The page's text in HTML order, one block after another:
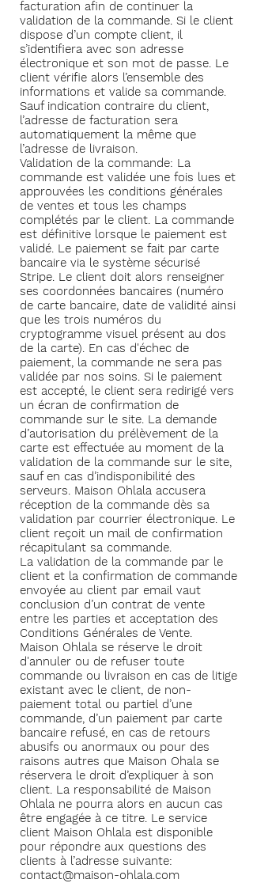
facturation afin de continuer la
validation de la commande. Si le client
dispose d’un compte client, il
s’identifiera avec son adresse
électronique et son mot de passe. Le
client vérifie alors l’ensemble des
informations et valide sa commande.
Sauf indication contraire du client,
l’adresse de facturation sera
automatiquement la même que
l’adresse de livraison.
Validation de la commande: La
commande est validée une fois lues et
approuvées les conditions générales
de ventes et tous les champs
complétés par le client. La commande
est définitive lorsque le paiement est
validé. Le paiement se fait par carte
bancaire via le système sécurisé
Stripe. Le client doit alors renseigner
ses coordonnées bancaires (numéro
de carte bancaire, date de validité ainsi
que les trois numéros du
cryptogramme visuel présent au dos
de la carte). En cas d'échec de
paiement, la commande ne sera pas
validée par nos soins. Si le paiement
est accepté, le client sera redirigé vers
un écran de confirmation de
commande sur le site. La demande
d’autorisation du prélèvement de la
carte est effectuée au moment de la
validation de la commande sur le site,
sauf en cas d’indisponibilité des
serveurs. Maison Ohlala accusera
réception de la commande dès sa
validation par courrier électronique. Le
client reçoit un mail de confirmation
récapitulant sa commande.
La validation de la commande par le
client et la confirmation de commande
envoyée au client par email vaut
conclusion d’un contrat de vente
entre les parties et acceptation des
Conditions Générales de Vente.
Maison Ohlala se réserve le droit
d'annuler ou de refuser toute
commande ou livraison en cas de litige
existant avec le client, de non-
paiement total ou partiel d’une
commande, d’un paiement par carte
bancaire refusé, en cas de retours
abusifs ou anormaux ou pour des
raisons autres que Maison Ohala se
réservera le droit d’expliquer à son
client. La responsabilité de Maison
Ohlala ne pourra alors en aucun cas
être engagée à ce titre. Le service
client Maison Ohlala est disponible
pour répondre aux questions des
clients à l’adresse suivante:
contact@maison-ohlala.com